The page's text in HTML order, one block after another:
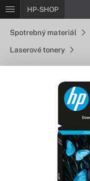
HP-SHOP
Spotrebný materiál
Laserové tonery